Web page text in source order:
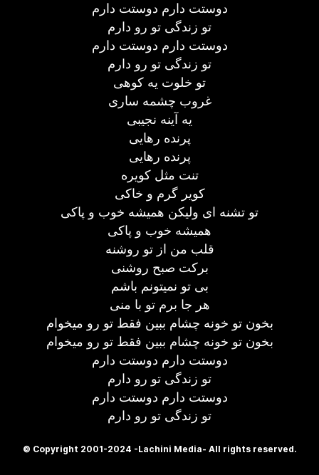
دوستت دارم دوستت دارم
تو زندگی تو رو دارم
دوستت دارم دوستت دارم
تو زندگی تو رو دارم
تو خلوت یه کوهی
غروب چشمه ساری
یه آینه نجیبی
پرنده رهایی
پرنده رهایی
تنت مثل کویره
کویر گرم و خاکی
تو تشنه ای ولیکن همیشه خوب و پاکی
همیشه خوب و پاکی
قلب من از تو روشنه
برکت صبح روشنی
بی تو نمیتونم باشم
هر جا برم تو با منی
بخون تو خونه چشام ببین فقط تو رو میخوام
بخون تو خونه چشام ببین فقط تو رو میخوام
دوستت دارم دوستت دارم
تو زندگی تو رو دارم
دوستت دارم دوستت دارم
تو زندگی تو رو دارم
© Copyright 2001-2024 -Lachini Media- All rights reserved.